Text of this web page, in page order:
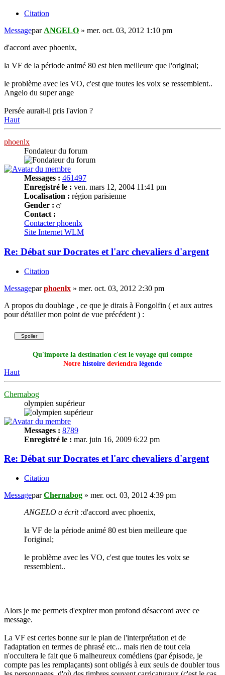
Citation
Messagepar ANGELO » mer. oct. 03, 2012 1:10 pm
d'accord avec phoenix,
la VF de la période animé 80 est bien meilleure que l'original;
le problème avec les VO, c'est que toutes les voix se ressemblent..
Angelo du super ange
Persée aurait-il pris l'avion ?
Haut
phoenlx
Fondateur du forum
Messages : 461497
Enregistré le : ven. mars 12, 2004 11:41 pm
Localisation : région parisienne
Gender :
Contact :
Contacter phoenlx
Site Internet WLM
Re: Débat sur Docrates et l'arc chevaliers d'argent
Citation
Messageparphoenlx » mer. oct. 03, 2012 2:30 pm
A propos du doublage , ce que je dirais à Fongolfin ( et aux autres
pour détailler mon point de vue précédent ) :
Qu'importe la destination c'est le voyage qui compte
Notre histoire deviendra légende
Haut
Chernabog
olympien supérieur
Messages : 8789
Enregistré le : mar. juin 16, 2009 6:22 pm
Re: Débat sur Docrates et l'arc chevaliers d'argent
Citation
MessageparChernabog » mer. oct. 03, 2012 4:39 pm
ANGELO a écrit :d'accord avec phoenix,
la VF de la période animé 80 est bien meilleure que
l'original;
le problème avec les VO, c'est que toutes les voix se
ressemblent..
Alors je me permets d'expirer mon profond désaccord avec ce
message.
La VF est certes bonne sur le plan de l'interprétation et de
l'adaptation en termes de phrasé etc... mais rien de tout cela
n'occultera le fait que 6 malheureux comédiens (par épisode, je
compte pas les remplaçants) sont obligés à eux seuls de doubler tous